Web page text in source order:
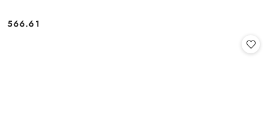
Cena:
566.61